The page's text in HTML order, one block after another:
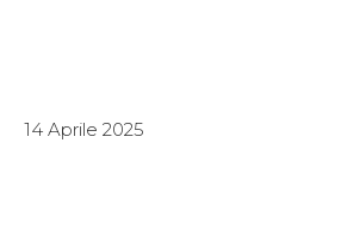
14 Aprile 2025